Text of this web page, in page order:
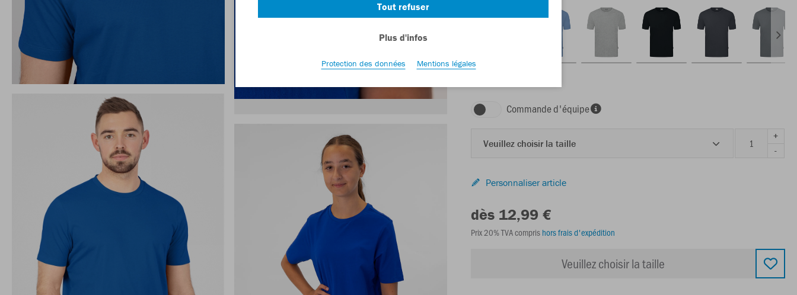
Commande d'équipe
Veuillez choisir la taille
+
-
Personnaliser article
dès 12,99 €
Prix 20% TVA compris hors frais d'expédition
Veuillez choisir la taille
Tout refuser
Plus d'infos
Protection des données Mentions légales